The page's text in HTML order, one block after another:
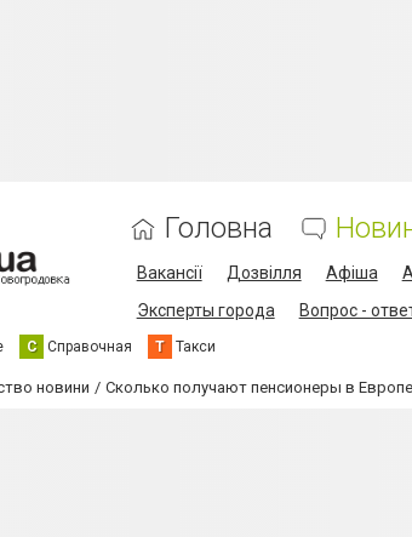
Головна
Вакансії Дозвілля Афіша
Эксперты города
Вопрос -
С Справочная Т Такси
новини Сколько получают пенсионеры в